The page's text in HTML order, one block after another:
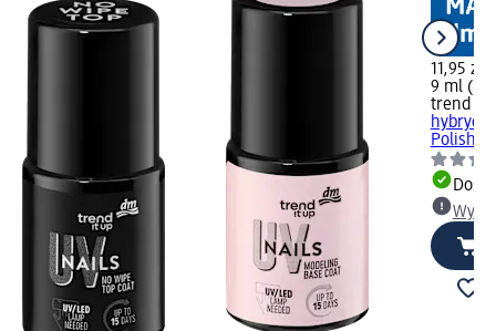
11,95 zł
9 ml
trend !t
Polish